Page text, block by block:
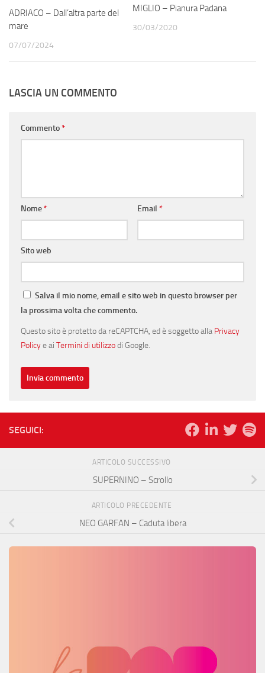
ADRIACO – Dall’altra parte del
mare
07/07/2024
MIGLIO – Pianura Padana
30/03/2020
LASCIA UN COMMENTO
Commento*
Nome* Email *
Sito web
Salva il mio nome, email e sito web in questo browser per
la prossima volta che commento.
Questo sito è protetto da reCAPTCHA, ed è soggetto alla Privacy
Policye ai Termini di utilizzodi Google.
SEGUICI:
ARTICOLO SUCCESSIVO
SUPERNINO – Scrollo
ARTICOLO PRECEDENTE
NEO GARFAN – Caduta libera